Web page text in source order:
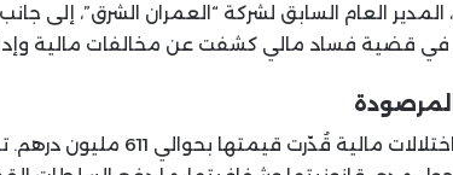
المدير العام السابق لشركة “العمران الشرق”، إلى
في قضية فساد مالي كشفت عن مخالفات مالية
أظهر التحقيق في القضية وجود اختلالات مالية